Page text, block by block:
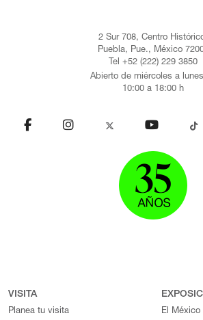
2 Sur 708, Centro
Puebla, Pue., México
Tel +52 (222) 229 3850
Abierto de miércoles a
10:00 a 18:00 h
VISITA
Planea tu visita
El México